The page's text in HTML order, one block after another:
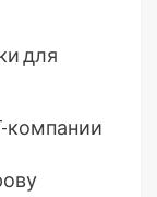
для
компании